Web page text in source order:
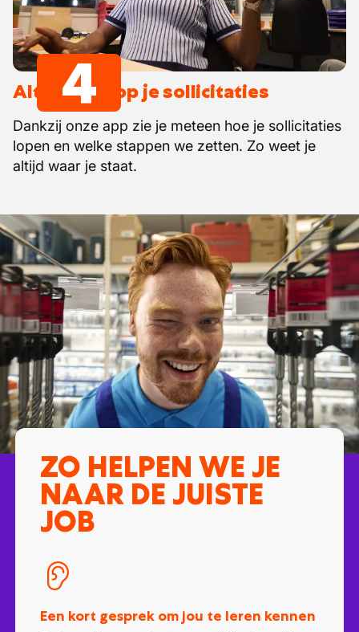
Altijd zicht op je sollicitaties
Dankzij onze app zie je meteen hoe je sollicitaties
lopen en welke stappen we zetten. Zo weet je
altijd waar je staat.
4
ZO HELPEN WE JE
NAAR DE JUISTE
JOB
Een kort gesprek om jou te leren kennen